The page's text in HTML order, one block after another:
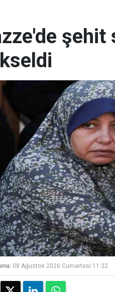
şehit
08 Ağustos 2026 Cumartesi 11:22